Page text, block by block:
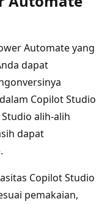
Automate yang
dapat
Copilot Studio
alih-alih
dapat
Copilot Studio
pemakaian,